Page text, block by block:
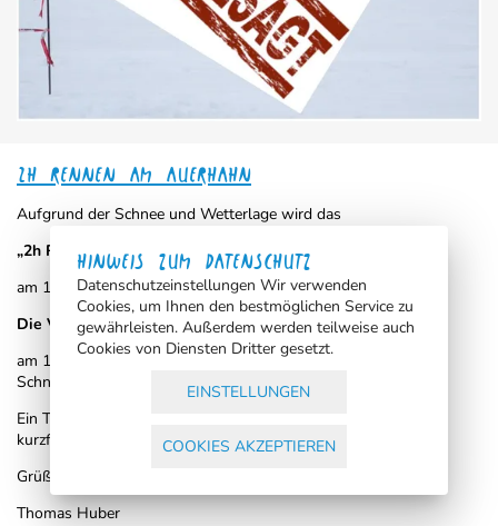
2H RENNEN AM AUERHAHN
Aufgrund der Schnee und Wetterlage wird das
„2h Rennen am Auerhahn“
am 19.01.2025 abgesagt.
Die Vereinsmeisterschaften
am 18.01.2025 werden verschoben und bei entsprechender
Schneelage nachgeholt
Ein Termin für die Vereinsmeisterschaft wird, wenn möglich
kurzfristig NEU angesetzt.
Grüße
Thomas Huber
HINWEIS ZUM DATENSCHUTZ
Datenschutzeinstellungen Wir verwenden
Cookies, um Ihnen den bestmöglichen Service zu
gewährleisten. Außerdem werden teilweise auch
Cookies von Diensten Dritter gesetzt.
EINSTELLUNGEN
COOKIES AKZEPTIEREN